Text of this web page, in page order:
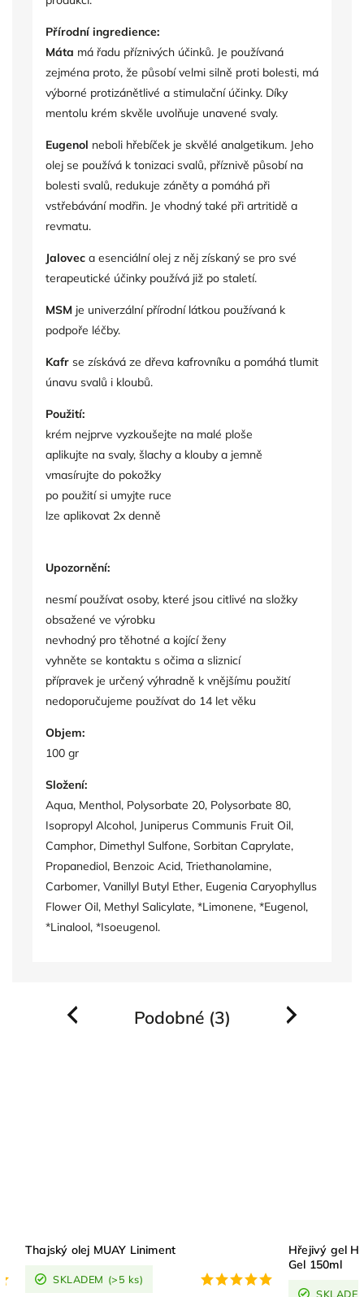
Přírodní ingredience:
Máta má řadu příznivých účinků. Je používaná
zejména proto, že působí velmi silně proti bolesti, má
výborné protizánětlivé a stimulační účinky. Díky
mentolu krém skvěle uvolňuje unavené svaly.
Eugenol neboli hřebíček je skvělé analgetikum. Jeho
olej se používá k tonizaci svalů, příznivě působí na
bolesti svalů, redukuje záněty a pomáhá při
vstřebávání modřin. Je vhodný také při artritidě a
revmatu.
Jalovec a esenciální olej z něj získaný se pro své
terapeutické účinky používá již po staletí.
MSM je univerzální přírodní látkou používaná k
podpoře léčby.
Kafr se získává ze dřeva kafrovníku a pomáhá tlumit
únavu svalů i kloubů.
Použití:
krém nejprve vyzkoušejte na malé ploše
aplikujte na svaly, šlachy a klouby a jemně
vmasírujte do pokožky
po použití si umyjte ruce
lze aplikovat 2x denně
Upozornění:
nesmí používat osoby, které jsou citlivé na složky
obsažené ve výrobku
nevhodný pro těhotné a kojící ženy
vyhněte se kontaktu s očima a sliznicí
přípravek je určený výhradně k vnějšímu použití
nedoporučujeme používat do 14 let věku
Objem:
100 gr
Složení:
Aqua, Menthol, Polysorbate 20, Polysorbate 80,
Isopropyl Alcohol, Juniperus Communis Fruit Oil,
Camphor, Dimethyl Sulfone, Sorbitan Caprylate,
Propanediol, Benzoic Acid, Triethanolamine,
Carbomer, Vanillyl Butyl Ether, Eugenia Caryophyllus
Flower Oil, Methyl Salicylate, *Limonene, *Eugenol,
*Linalool, *Isoeugenol.
Podobné (3)
Previous
MUAY Liniment
(>5 ks)
Hřejivý gel HEMPE CBD
(1 ks)
Next